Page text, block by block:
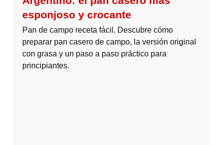
esponjoso y crocante
Pan de campo receta fácil. Descubre cómo
preparar pan casero de campo, la versión original
con grasa y un paso a paso práctico para
principiantes.